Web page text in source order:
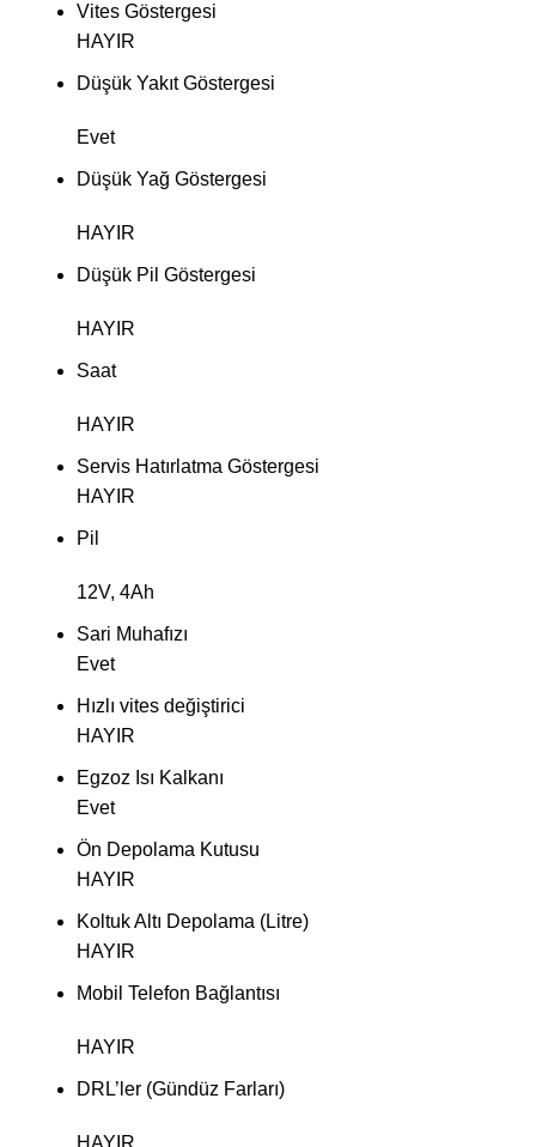
Vites Göstergesi
HAYIR
Düşük Yakıt Göstergesi
Evet
Düşük Yağ Göstergesi
HAYIR
Düşük Pil Göstergesi
HAYIR
Saat
HAYIR
Servis Hatırlatma Göstergesi
HAYIR
Pil
12V, 4Ah
Sari Muhafızı
Evet
Hızlı vites değiştirici
HAYIR
Egzoz Isı Kalkanı
Evet
Ön Depolama Kutusu
HAYIR
Koltuk Altı Depolama (Litre)
HAYIR
Mobil Telefon Bağlantısı
HAYIR
DRL’ler (Gündüz Farları)